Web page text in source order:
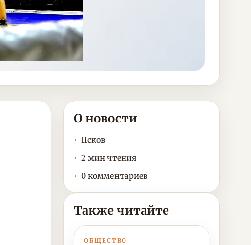
О новости
Псков
2 мин чтения
0 комментариев
Также читайте
ОБЩЕСТВО